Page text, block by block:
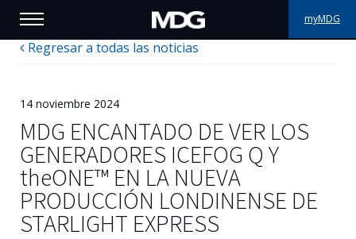
myMDG
PRODUCTOS
ASISTENCIA
PORFOLIO
ACERCA DE MDG
DÓNDE COMPRAR
Regresar a todas las noticias
14 noviembre 2024
MDG ENCANTADO DE VER LOS
GENERADORES ICEFOG Q Y
theONE™ EN LA NUEVA
PRODUCCIÓN LONDINENSE DE
STARLIGHT EXPRESS